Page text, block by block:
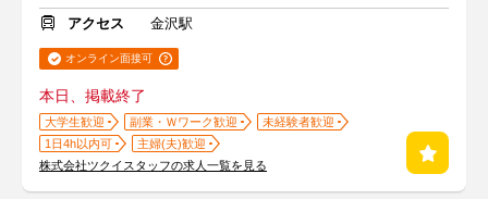
アクセス
金沢駅
オンライン面接可
本日、掲載終了
大学生歓迎 副業・Ｗワーク歓迎
未経験者歓迎
1日4h以内可
主婦(夫)歓迎
株式会社ツクイスタッフの求人一覧を見る